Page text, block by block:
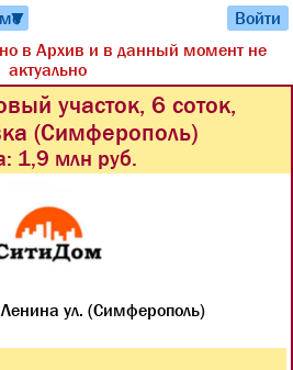
▼
Войти
в Архив и в данный момент не
актуально
участок, 6 соток,
(Симферополь)
1,9 млн руб.
Ленина ул. (Симферополь)